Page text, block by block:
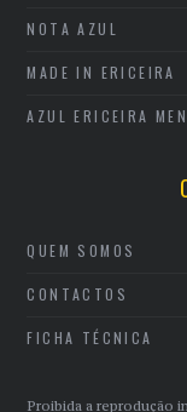
NOTA AZUL
MADE IN ERICEIRA
AZUL ERICEIRA
QUEM SOMOS
CONTACTOS
FICHA TÉCNICA
Proibida a reprodução